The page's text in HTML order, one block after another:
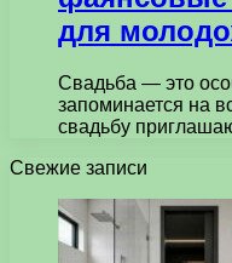
для
Свадьба — это
запоминается на
свадьбу
Свежие записи